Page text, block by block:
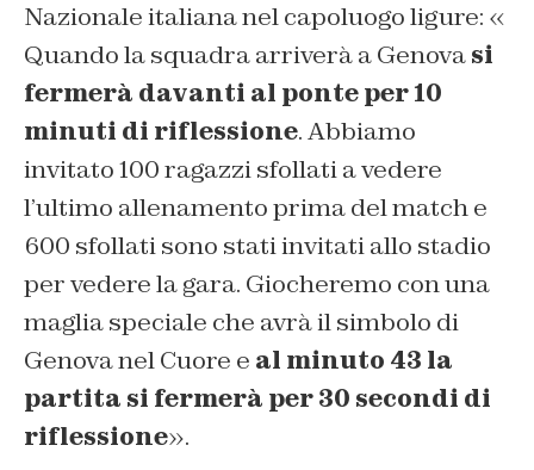
Nazionale italiana nel capoluogo ligure: «
Quando la squadra arriverà a Genovasi
fermerà davanti al ponte per 10
minuti di riflessione. Abbiamo
invitato 100 ragazzi sfollati a vedere
l’ultimo allenamento prima del match e
600 sfollati sono stati invitati allo stadio
per vedere la gara. Giocheremo con una
maglia speciale che avrà il simbolo di
Genova nel Cuore e al minuto 43 la
partita si fermerà per 30 secondi di
riflessione».